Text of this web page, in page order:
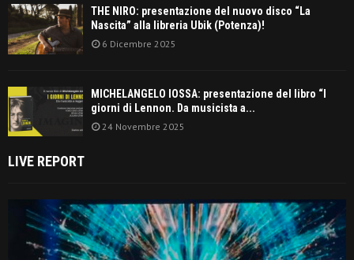
THE NIRO: presentazione del nuovo disco “La
Nascita” alla libreria Ubik (Potenza)!
6 Dicembre 2025
MICHELANGELO IOSSA: presentazione del libro “I
giorni di Lennon. Da musicista a...
24 Novembre 2025
LIVE REPORT